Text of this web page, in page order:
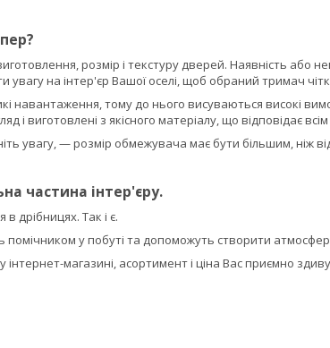
розмір і текстуру дверей. Наявність або
увагу на інтер'єр Вашої оселі, щоб обраний тримач
навантаження, тому до нього висуваються високі
і виготовлені з якісного матеріалу, що відповідає
увагу, — розмір обмежувача має бути більшим, ніж
частина інтер'єру.
дрібницях. Так і є.
помічником у побуті та допоможуть створити
магазині, асортимент і ціна Вас приємно